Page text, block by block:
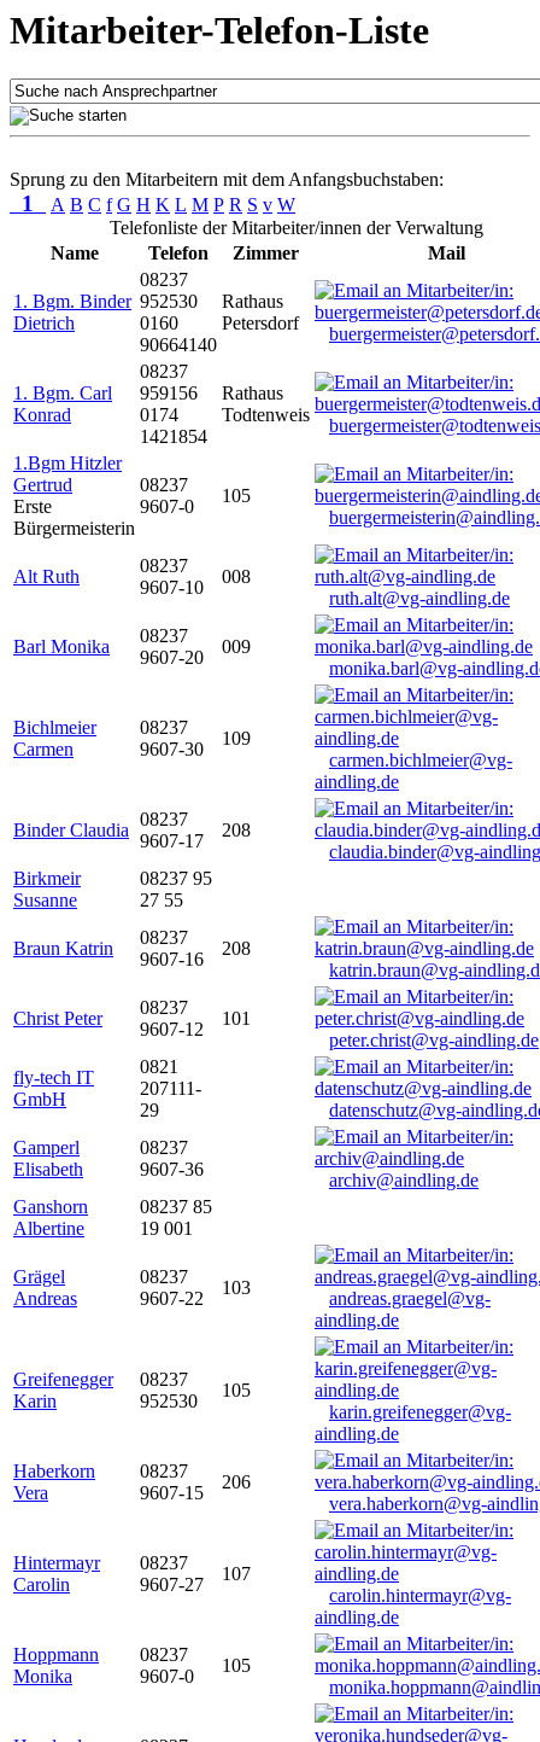
Mitarbeiter-Telefon-Liste
Sprung zu den Mitarbeitern mit dem Anfangsbuchstaben:
1 A B C f G H K L M P R S v W
Telefonliste der Mitarbeiter/innen der Verwaltung
Name
Telefon Zimmer Mail
1. Bgm. Binder
Dietrich
08237
952530
0160
90664140
Rathaus
Petersdorf
1. Bgm. Carl
Konrad
08237
959156
0174
1421854
Rathaus
Todtenweis
1.Bgm Hitzler
Gertrud
Erste
Bürgermeisterin
08237
9607-0
105
Alt Ruth
08237
9607-10
008
ruth.alt@vg-aindling.de
Barl Monika
08237
9607-20
009
monika.barl@vg-
Bichlmeier
Carmen
08237
9607-30
109
carmen.bichlmeier@vg-
aindling.de
Binder Claudia
08237
9607-17
208
claudia.binder@vg-
Birkmeir
Susanne
08237 95
27 55
Braun Katrin
08237
9607-16
208
katrin.braun@vg-
Christ Peter
08237
9607-12
101
peter.christ@vg-aindling.de
fly-tech IT
GmbH
0821
207111-
29
datenschutz@vg-
Gamperl
Elisabeth
08237
9607-36
archiv@aindling.de
Ganshorn
Albertine
08237 85
19 001
Grägel
Andreas
08237
9607-22
103
andreas.graegel@vg-
aindling.de
Greifenegger
Karin
08237
952530
105
karin.greifenegger@vg-
aindling.de
Haberkorn
Vera
08237
9607-15
206
vera.haberkorn@vg-
Hintermayr
Carolin
08237
9607-27
107
carolin.hintermayr@vg-
aindling.de
Hoppmann
Monika
08237
9607-0
105